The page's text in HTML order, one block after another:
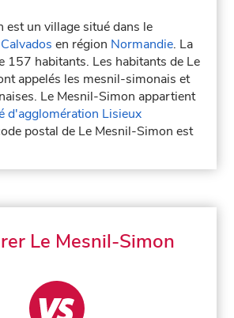
est un village situé dans le
en région Normandie. La
157 habitants. Les habitants de Le
appelés les mesnil-simonais et
Le Mesnil-Simon appartient
d'agglomération Lisieux
postal de Le Mesnil-Simon est
Le Mesnil-Simon